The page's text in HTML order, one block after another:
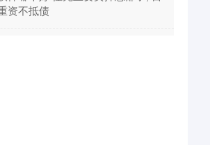
资不抵债